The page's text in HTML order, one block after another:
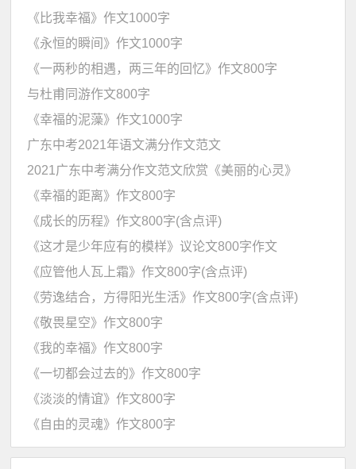
《比我幸福》作文1000字
《永恒的瞬间》作文1000字
《一两秒的相遇，两三年的回忆》作文800字
与杜甫同游作文800字
《幸福的泥藻》作文1000字
广东中考2021年语文满分作文范文
2021广东中考满分作文范文欣赏《美丽的心灵》
《幸福的距离》作文800字
《成长的历程》作文800字(含点评)
《这才是少年应有的模样》议论文800字作文
《应管他人瓦上霜》作文800字(含点评)
《劳逸结合，方得阳光生活》作文800字(含点评)
《敬畏星空》作文800字
《我的幸福》作文800字
《一切都会过去的》作文800字
《淡淡的情谊》作文800字
《自由的灵魂》作文800字